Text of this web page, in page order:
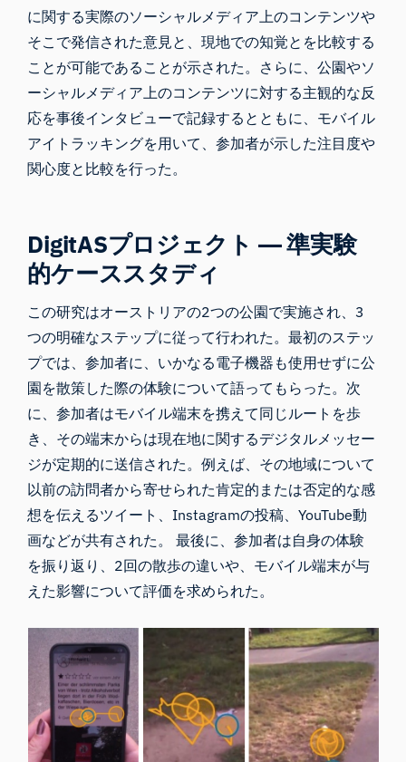
に関する実際のソーシャルメディア上のコンテンツや
そこで発信された意見と、現地での知覚とを比較する
ことが可能であることが示された。さらに、公園やソ
ーシャルメディア上のコンテンツに対する主観的な反
応を事後インタビューで記録するとともに、モバイル
アイトラッキングを用いて、参加者が示した注目度や
関心度と比較を行った。
DigitASプロジェクト ― 準実験
的ケーススタディ
この研究はオーストリアの2つの公園で実施され、3
つの明確なステップに従って行われた。最初のステッ
プでは、参加者に、いかなる電子機器も使用せずに公
園を散策した際の体験について語ってもらった。次
に、参加者はモバイル端末を携えて同じルートを歩
き、その端末からは現在地に関するデジタルメッセー
ジが定期的に送信された。例えば、その地域について
以前の訪問者から寄せられた肯定的または否定的な感
想を伝えるツイート、Instagramの投稿、YouTube動
画などが共有された。 最後に、参加者は自身の体験
を振り返り、2回の散歩の違いや、モバイル端末が与
えた影響について評価を求められた。